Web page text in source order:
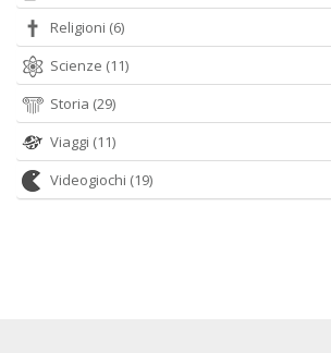
Religioni (6)
Scienze (11)
Storia (29)
Viaggi (11)
Videogiochi (19)